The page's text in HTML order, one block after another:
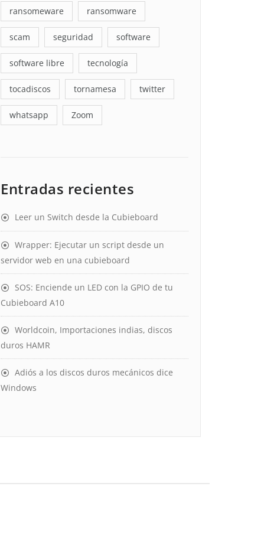
ransomeware ransomware
scam seguridad software
software libre tecnología
tocadiscos tornamesa twitter
whatsapp Zoom
Entradas recientes
Leer un Switch desde la Cubieboard
Wrapper: Ejecutar un script desde un
servidor web en una cubieboard
SOS: Enciende un LED con la GPIO de tu
Cubieboard A10
Worldcoin, Importaciones indias, discos
duros HAMR
Adiós a los discos duros mecánicos dice
Windows